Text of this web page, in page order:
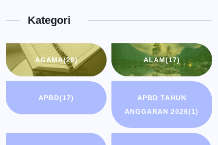
BandungKategori
AGAMA(26) ALAM(17)
APBD(17)
APBD TAHUN
ANGGARAN 2026(1)